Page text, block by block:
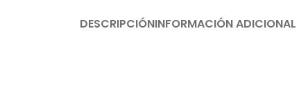
DESCRIPCIÓNINFORMACIÓN ADICIONAL